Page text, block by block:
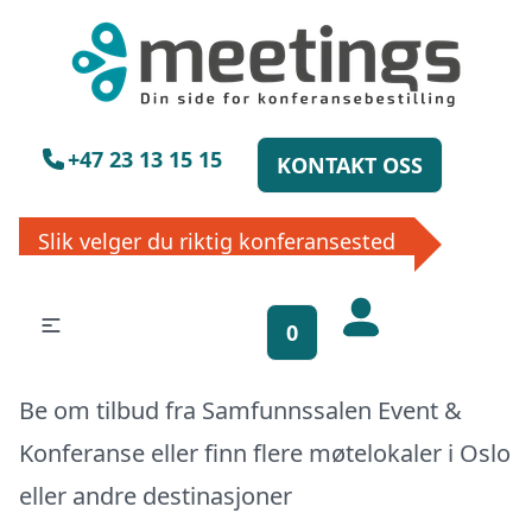
+47 23 13 15 15 KONTAKT OSS
Slik velger du riktig konferansested
0
Be om tilbud fra Samfunnssalen Event &
Konferanse eller finn flere møtelokaler i Oslo
eller andre destinasjoner
Vennligst vent
bookinghjelp, send
oss din forespørsel!
La ekspertene finne det perfekte stedet